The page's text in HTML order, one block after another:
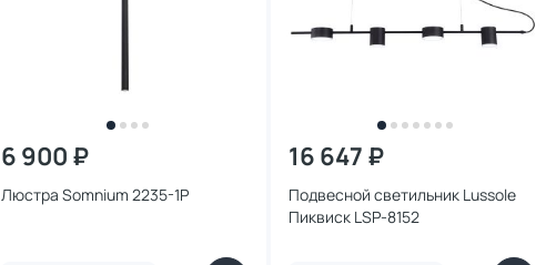
6 900 ₽
Люстра Somnium 2235-1P
16 647 ₽
Подвесной светильник Lussole
Пиквиск LSP-8152